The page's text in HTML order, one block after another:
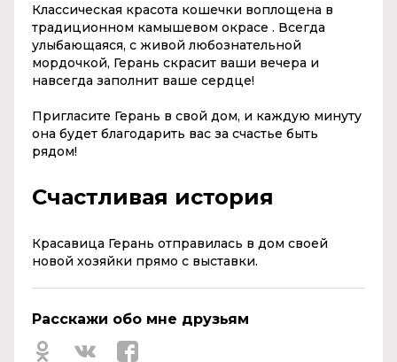
Классическая красота кошечки воплощена в
традиционном камышевом окрасе . Всегда
улыбающаяся, с живой любознательной
мордочкой, Герань скрасит ваши вечера и
навсегда заполнит ваше сердце!
Пригласите Герань в свой дом, и каждую минуту
она будет благодарить вас за счастье быть
рядом!
Счастливая история
Красавица Герань отправилась в дом своей
новой хозяйки прямо с выставки.
Расскажи обо мне друзьям